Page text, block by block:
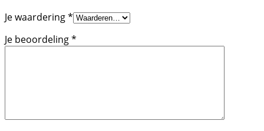
Je waardering*
Je beoordeling*